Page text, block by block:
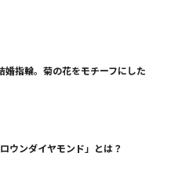
婚指輪。菊の花をモチーフにした
ウンダイヤモンド」とは？